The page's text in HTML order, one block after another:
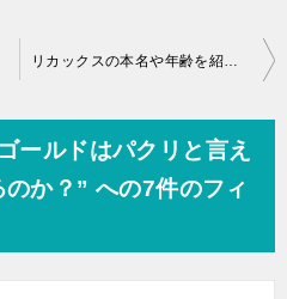
ールドはパクリと言え
か？” への7件のフィ